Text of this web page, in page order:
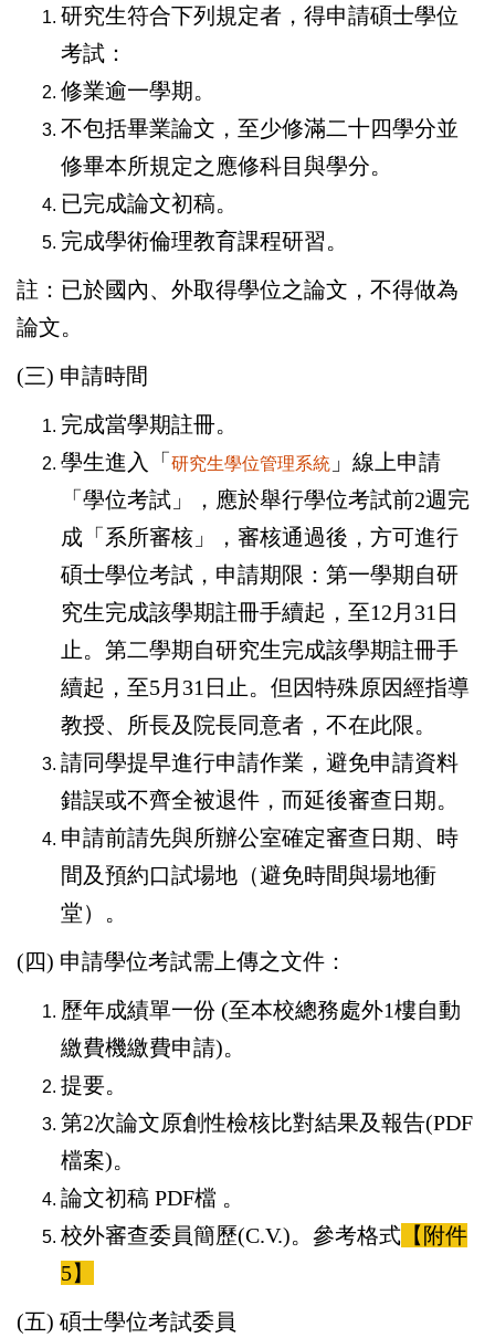
研究生符合下列規定者，得申請碩士學位
考試：
修業逾一學期。
不包括畢業論文，至少修滿二十四學分並
修畢本所規定之應修科目與學分。
已完成論文初稿。
完成學術倫理教育課程研習。
註：已於國內、外取得學位之論文，不得做為
論文。
(三) 申請時間
完成當學期註冊。
學生進入「 研究生學位管理系統 」線上申請
「學位考試」，應於舉行學位考試前2週完
成「系所審核」，審核通過後，方可進行
碩士學位考試，申請期限： 第一學期自研
究生完成該學期註冊手續起，至12月31日
止。 第二學期自研究生完成該學期註冊手
續起，至5月31日止。 但因特殊原因經指導
教授、所長及院長同意者，不在此限。
請同學提早進行申請作業，避免申請資料
錯誤或不齊全被退件，而延後審查日期。
申請前請先與所辦公室確定審查日期、時
間及預約口試場地（避免時間與場地衝
堂）。
(四) 申請學位考試需上傳之文件：
歷年成績單一份 (至本校總務處外1樓自動
繳費機繳費申請)。
提要。
第2次論文原創性檢核比對結果及報告(PDF
檔案)。
論文初稿 PDF檔 。
校外審查委員簡歷(C.V.)。參考格式 【附件
5】
(五) 碩士學位考試委員